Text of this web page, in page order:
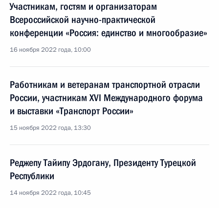
Участникам, гостям и организаторам
Всероссийской научно-практической
конференции «Россия: единство и многообразие»
16 ноября 2022 года, 10:00
Работникам и ветеранам транспортной отрасли
России, участникам XVI Международного форума
и выставки «Транспорт России»
15 ноября 2022 года, 13:30
Реджепу Тайипу Эрдогану, Президенту Турецкой
Республики
14 ноября 2022 года, 10:45